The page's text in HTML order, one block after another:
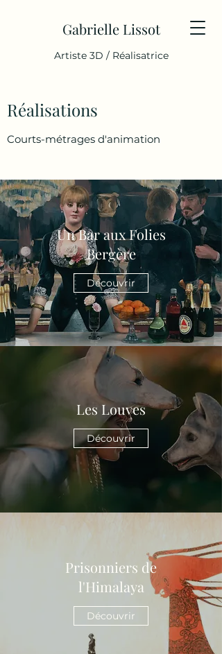
Gabrielle Lissot
Artiste 3D / Réalisatrice
Réalisations
Courts-métrages d'animation
Un Bar aux Folies
Bergère
Découvrir
Les Louves
Découvrir
Prisonniers de
l'Himalaya
Découvrir